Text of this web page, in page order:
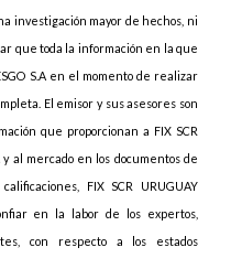
investigación mayor de hechos, ni
que toda la información en la que
S.A en el momento de realizar
El emisor y sus asesores son
que proporcionan a FIX SCR
y al mercado en los documentos de
FIX SCR URUGUAY
en la labor de los expertos,
con respecto a los estados